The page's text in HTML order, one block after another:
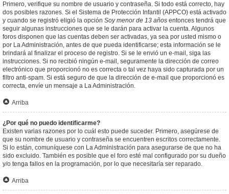
Primero, verifique su nombre de usuario y contraseña. Si todo está correcto, hay
dos posibles razones. Si el Sistema de Protección Infantil (APPCO) está activado
y cuando se registró eligió la opción Soy menor de 13 años entonces tendrá que
seguir algunas instrucciones que se le darán para activar la cuenta. Algunos
foros disponen que las cuentas deben ser activadas, ya sea por usted mismo o
por La Administración, antes de que pueda identificarse; esta información se le
brindará al finalizar el proceso de registro. Si se le envió un e-mail, siga las
instrucciones. Si no recibió ningún e-mail, seguramente la dirección de correo
electrónico que proporcionó no es correcta o tal vez haya sido capturada por un
filtro anti-spam. Si está seguro de que la dirección de e-mail que proporcionó es
correcta, envíe un mensaje a La Administración.
Arriba
¿Por qué no puedo identificarme?
Existen varias razones por lo cuál esto puede suceder. Primero, asegúrese de
que su nombre de usuario y contraseña se encuentren escritos correctamente.
Si lo están, comuníquese con La Administración para asegurarse de que no ha
sido excluido. También es posible que el foro esté mal configurado por su dueño
y/o tenga fallos en la programación, por lo que necesitaría ser reparado.
Arriba